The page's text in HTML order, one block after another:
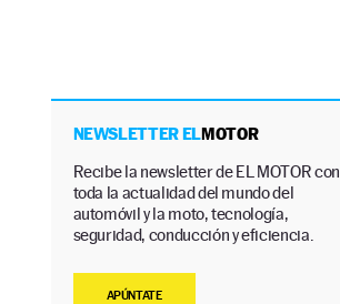
NEWSLETTER ELMOTOR
Recibe la newsletter de EL MOTOR con
toda la actualidad del mundo del
automóvil y la moto, tecnología,
seguridad, conducción y eficiencia.
APÚNTATE